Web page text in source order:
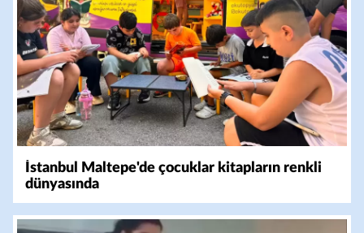
İstanbul Maltepe'de çocuklar kitapların renkli
dünyasında